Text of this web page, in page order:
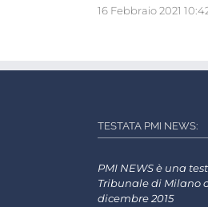
16 Febbraio 2021
TESTATA PMI NEWS:
PMI NEWS è una
Tribunale di Milano
dicembre 2015